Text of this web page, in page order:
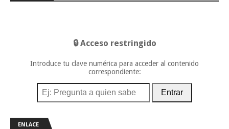
🔒 Acceso restringido
Introduce tu clave numérica para acceder al contenido
correspondiente:
Entrar
ENLACE